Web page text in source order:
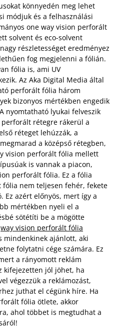
könnyedén meg lehet
módjuk és a felhasználási
one way vision perforált
solvent és eco-solvent
részletességet eredményez
fog megjelenni a fólián.
fólia is, ami UV
Az Aka Digital Media által
perforált fólia három
bizonyos mértékben engedik
nyomtatható lyukai felveszik
perforált rétegre rákerül a
réteget lehúzzák, a
a középső rétegben,
vision perforált fólia mellett
is vannak a piacon,
perforált fólia. Ez a fólia
nem teljesen fehér, fekete
Ez azért előnyös, mert így a
mértékben nyeli el a
sötétíti be a mögötte
way vision perforált fólia
mindenkinek ajánlott, aki
folytatni cége számára. Ez
a rányomott reklám
kifejezetten jól jöhet, ha
végezzük a reklámozást,
juthat el cégünk híre. Ha
fólia ötlete, akkor
ahol többet is megtudhat a